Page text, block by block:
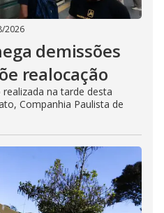
2026
demissões
realocação
na tarde desta
Companhia Paulista de